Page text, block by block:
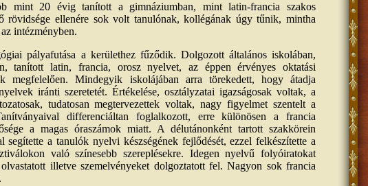
mint 20 évig tanított a gimnáziumban, mint latin-francia szakos
ellenére sok volt tanulónak, kollégának úgy tűnik, mintha
intézményben.
pályafutása a kerülethez fűződik. Dolgozott általános iskolában,
tanított latin, francia, orosz nyelvet, az éppen érvényes oktatási
megfelelően. Mindegyik iskolájában arra törekedett, hogy átadja
iránti szeretetét. Értékelése, osztályzatai igazságosak voltak, a
tudatosan megtervezettek voltak, nagy figyelmet szentelt a
differenciáltan foglalkozott, erre különösen a francia
a magas óraszámok miatt. A délutánonként tartott szakkörein
segítette a tanulók nyelvi készségének fejlődését, ezzel felkészítette a
való színesebb szereplésekre. Idegen nyelvű folyóiratokat
illetve szemelvényeket dolgoztatott fel. Nagyon sok francia